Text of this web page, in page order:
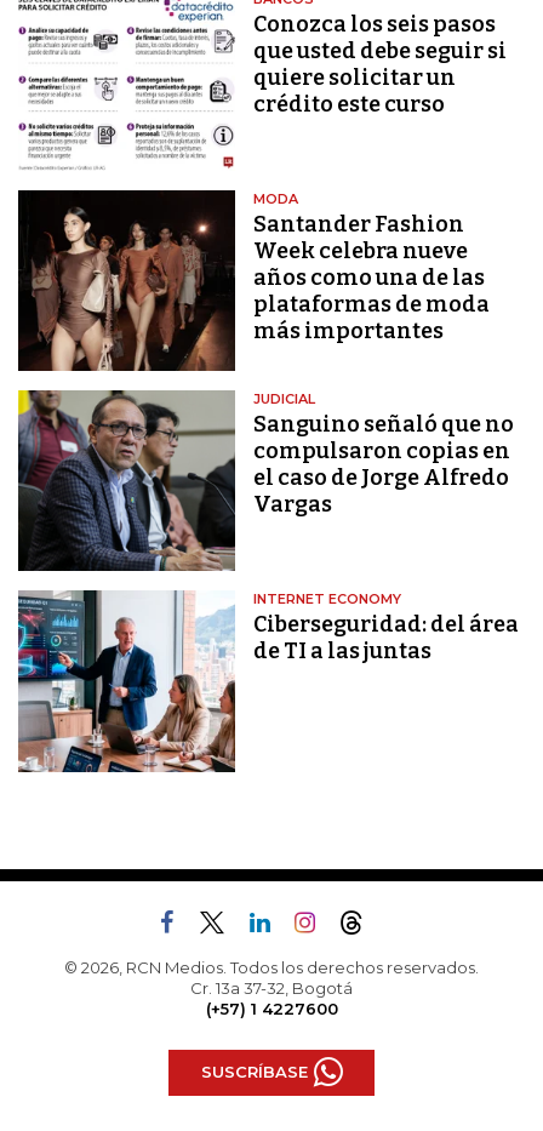
Conozca los seis pasos
que usted debe seguir si
quiere solicitar un
crédito este curso
MODA
Santander Fashion
Week celebra nueve
años como una de las
plataformas de moda
más importantes
JUDICIAL
Sanguino señaló que no
compulsaron copias en
el caso de Jorge Alfredo
Vargas
INTERNET ECONOMY
Ciberseguridad: del área
de TI a las juntas
© 2026, RCN Medios. Todos los derechos reservados.
Cr. 13a 37-32, Bogotá
(+57) 1 4227600
SUSCRÍBASE